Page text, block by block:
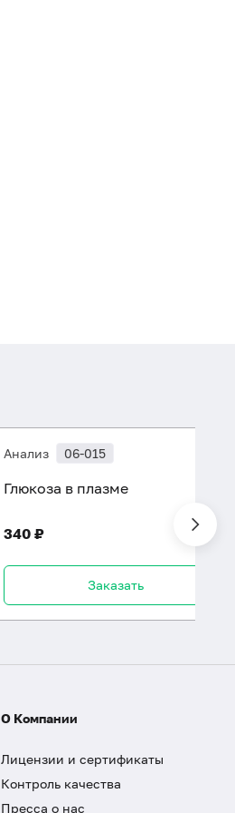
Анализ 06-015
Глюкоза в плазме
340 ₽
Заказать
О Компании
Лицензии и сертификаты
Контроль качества
Пресса о нас